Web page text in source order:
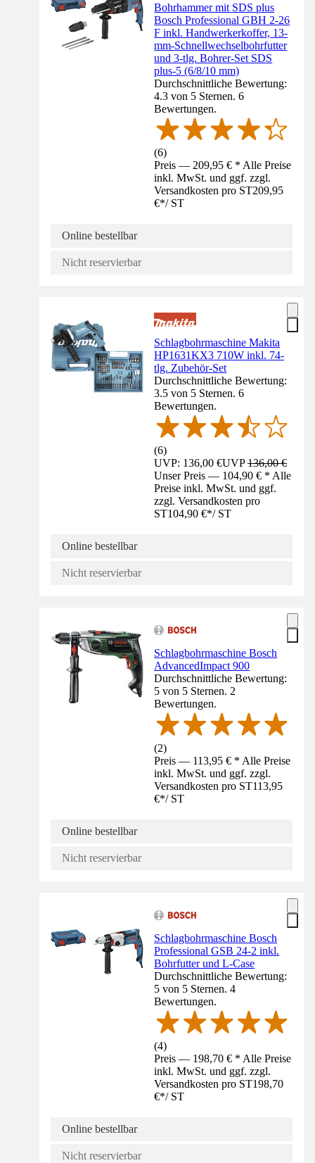
Bohrhammer mit SDS plus
Bosch Professional GBH 2-26
F inkl. Handwerkerkoffer, 13-
mm-Schnellwechselbohrfutter
und 3-tlg. Bohrer-Set SDS
plus-5 (6/8/10 mm)
Durchschnittliche Bewertung:
4.3 von 5 Sternen. 6
Bewertungen.
(6)
Preis — 209,95 € * Alle Preise
inkl. MwSt. und ggf. zzgl.
Versandkosten pro ST209,95
€*/ ST
Online bestellbar
Nicht reservierbar
Schlagbohrmaschine Makita
HP1631KX3 710W inkl. 74-
tlg. Zubehör-Set
Durchschnittliche Bewertung:
3.5 von 5 Sternen. 6
Bewertungen.
(6)
UVP: 136,00 €UVP136,00 €
Unser Preis — 104,90 € * Alle
Preise inkl. MwSt. und ggf.
zzgl. Versandkosten pro
ST104,90 €*/ ST
Online bestellbar
Nicht reservierbar
Schlagbohrmaschine Bosch
AdvancedImpact 900
Durchschnittliche Bewertung:
5 von 5 Sternen. 2
Bewertungen.
(2)
Preis — 113,95 € * Alle Preise
inkl. MwSt. und ggf. zzgl.
Versandkosten pro ST113,95
€*/ ST
Online bestellbar
Nicht reservierbar
Schlagbohrmaschine Bosch
Professional GSB 24-2 inkl.
Bohrfutter und L-Case
Durchschnittliche Bewertung:
5 von 5 Sternen. 4
Bewertungen.
(4)
Preis — 198,70 € * Alle Preise
inkl. MwSt. und ggf. zzgl.
Versandkosten pro ST198,70
€*/ ST
Online bestellbar
Nicht reservierbar